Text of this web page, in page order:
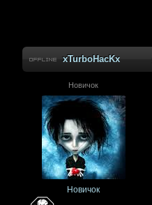
xTurboHacKx
Новичок
Новичок